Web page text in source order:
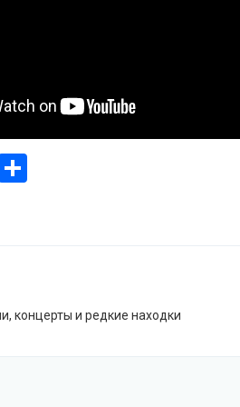
концерты и редкие находки